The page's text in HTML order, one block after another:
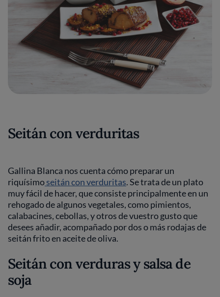
Seitán con verduritas
Gallina Blanca nos cuenta cómo preparar un
riquísimoseitán con verduritas. Se trata de un plato
muy fácil de hacer, que consiste principalmente en un
rehogado de algunos vegetales, como pimientos,
calabacines, cebollas, y otros de vuestro gusto que
desees añadir, acompañado por dos o más rodajas de
seitán frito en aceite de oliva.
Seitán con verduras y salsa de
soja